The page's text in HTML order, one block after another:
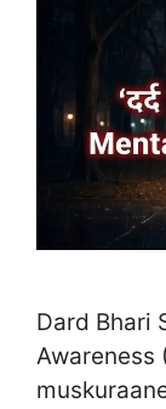
Dard Bhari
Awareness